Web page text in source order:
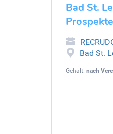
Bad St.
Bad St.
Gehalt: nach